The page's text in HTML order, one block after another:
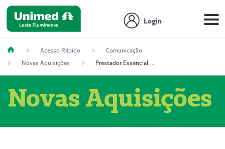
Login
Acesso Rápido
Comunicação
Novas Aquisições
Prestador Essencial Gestão em Saúde Ereli (51004354-7)
Novas Aquisições